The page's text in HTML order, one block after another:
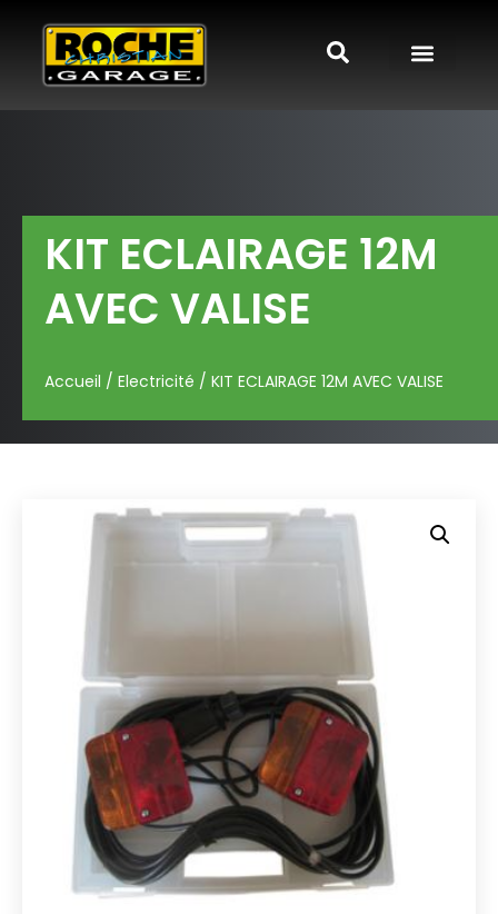
KIT ECLAIRAGE 12M
AVEC VALISE
Accueil / Electricité / KIT ECLAIRAGE 12M AVEC VALISE